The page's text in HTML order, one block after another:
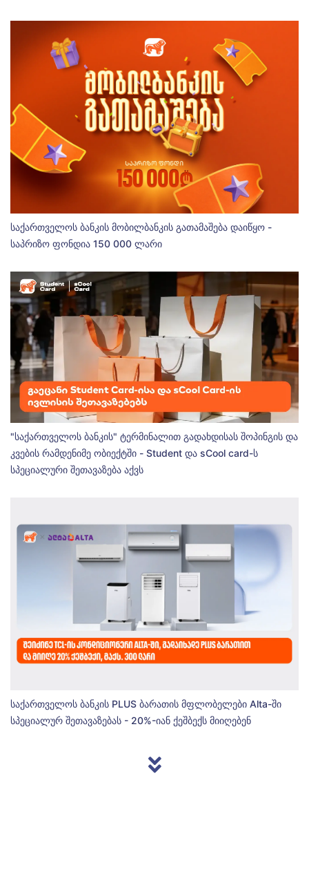
საქართველოს ბანკის მობილბანკის გათამაშება დაიწყო -
საპრიზო ფონდია 150 000 ლარი
"საქართველოს ბანკის" ტერმინალით გადახდისას შოპინგის და
კვების რამდენიმე ობიექტში - Student და sCool card-ს
სპეციალური შეთავაზება აქვს
საქართველოს ბანკის PLUS ბარათის მფლობელები Alta-ში
სპეციალურ შეთავაზებას - 20%-იან ქეშბექს მიიღებენ